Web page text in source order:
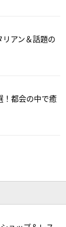
アン＆話題の
！都会の中で癒